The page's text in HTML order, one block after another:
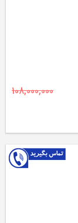
108,000,000